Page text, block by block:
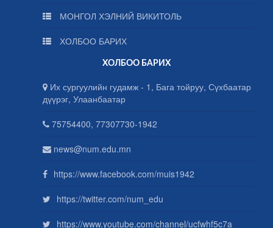
МОНГОЛ ХЭЛНИЙ ВИКИТОЛЬ
ХОЛБОО БАРИХ
ХОЛБОО БАРИХ
Их сургуулийн гудамж - 1, Бага тойруу, Сүхбаатар
дүүрэг, Улаанбаатар
75754400, 77307730-1942
news@num.edu.mn
https://www.facebook.com/muis1942
https://twitter.com/num_edu
https://www.youtube.com/channel/ucfwhf5c7a